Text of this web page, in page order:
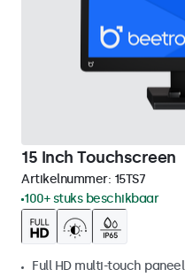
15 Inch Touchscreen
Artikelnummer: 15TS7
100+ stuks beschikbaar
Full HD multi-touch paneel